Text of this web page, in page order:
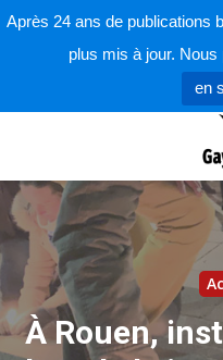
Après 24 ans de publications
plus mis à jour.
en
À Rouen,